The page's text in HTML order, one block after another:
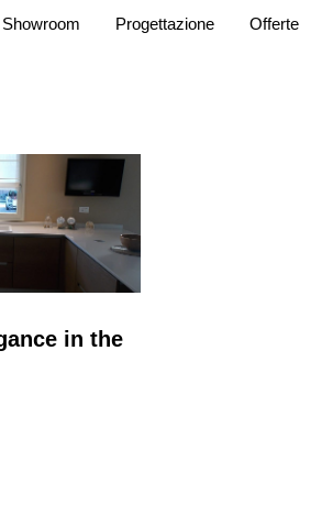
Showroom Progettazione Offerte
in the